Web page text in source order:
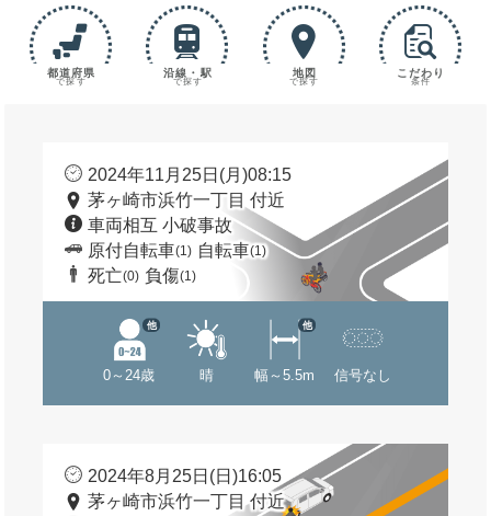
都道府県
で探す
沿線・駅
で探す
地図
で探す
こだわり
条件
2024年11月25日(月)08:15
茅ヶ崎市浜竹一丁目 付近
車両相互 小破事故
原付自転車(1) 自転車(1)
死亡(0) 負傷(1)
0～24歳
他
晴 幅～5.5m
他
信号なし
2024年8月25日(日)16:05
茅ヶ崎市浜竹一丁目 付近